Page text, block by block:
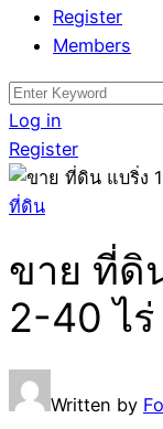
Register
Members
Search
for:
Log in
Register
ที่ดิน
ขาย ที่ดิ
2-40 ไร่
Written by